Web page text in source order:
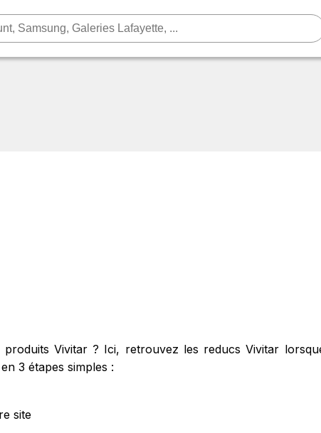
Vivitar ? Ici, retrouvez les reducs Vivitar
3 étapes simples :
site